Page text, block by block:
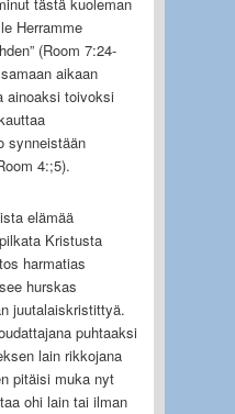
Herramme
(Room 7:24-
aikaan
ainoaksi toivoksi
synneistään
4:;5).
elämää
Kristusta
harmatias
hurskas
juutalaiskristittyä.
puhtaaksi
lain rikkojana
pitäisi muka nyt
ohi lain tai ilman